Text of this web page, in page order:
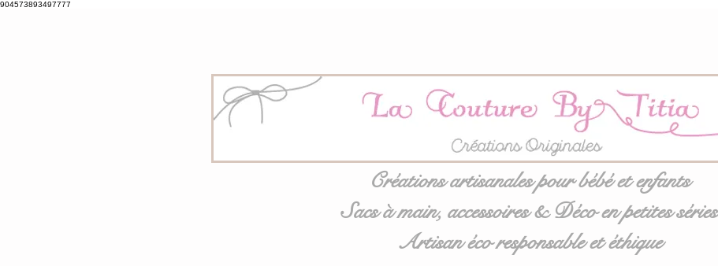
904573893497777
Créations artisanales pour bébé et enfants
Sacs à main, accessoires & Déco en petites séries
Artisan éco responsable et éthique